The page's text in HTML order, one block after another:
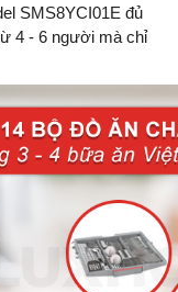
SMS8YCI01E đủ
4 - 6 người mà chỉ